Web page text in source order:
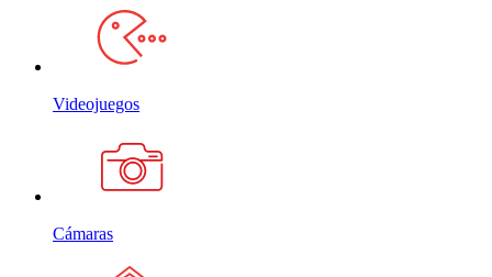
Videojuegos
Cámaras